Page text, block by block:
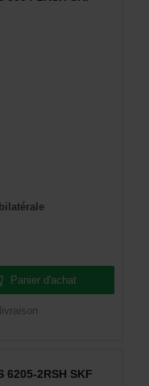
Panier d'achat
6205-2RSH SKF